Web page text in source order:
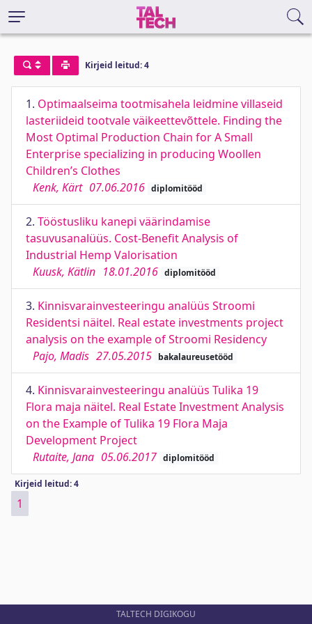
Kirjeid leitud: 4
1. Optimaalseima tootmisahela leidmine villaseid
lasteriideid tootvale väikeettevõttele. Finding the
Most Optimal Production Chain for A Small
Enterprise specializing in producing Woollen
Children’s Clothes
Kenk, Kärt 07.06.2016 diplomitööd
2. Tööstusliku kanepi väärindamise
tasuvusanalüüs. Cost-Benefit Analysis of
Industrial Hemp Valorisation
Kuusk, Kätlin 18.01.2016 diplomitööd
3. Kinnisvarainvesteeringu analüüs Stroomi
Residentsi näitel. Real estate investments project
analysis on the example of Stroomi Residency
Pajo, Madis 27.05.2015 bakalaureusetööd
4. Kinnisvarainvesteeringu analüüs Tulika 19
Flora maja näitel. Real Estate Investment Analysis
on the Example of Tulika 19 Flora Maja
Development Project
Rutaite, Jana 05.06.2017 diplomitööd
Kirjeid leitud: 4
1
TALTECH DIGIKOGU